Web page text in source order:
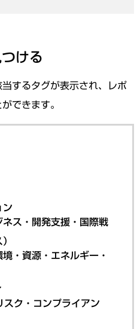
ける
するタグが表示され、レポ
できます。
ン
ス・開発支援・国際戦
・資源・エネルギー・
スク・コンプライアン